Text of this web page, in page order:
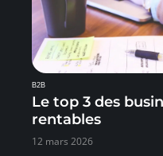
B2B
Le top 3 des
rentables
12 mars 2026